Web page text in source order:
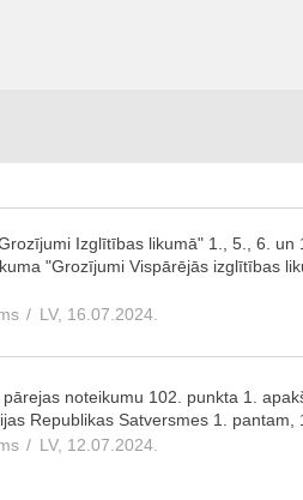
Izglītības likumā" 1., 5., 6.
"Grozījumi Vispārējās izglītības
/ LV, 16.07.2024.
pārejas noteikumu 102. punkta 1.
Republikas Satversmes 1.
/ LV, 12.07.2024.